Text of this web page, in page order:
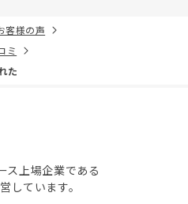
客様の声
ミ
た
ス上場企業である
ています。